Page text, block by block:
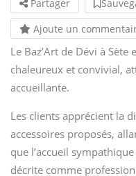
Partager
Ajoute un
Le Baz’Art de Dévi à
chaleureux et convivial,
accueillante.
Les clients apprécient la
accessoires proposés,
que l’accueil
décrite comme